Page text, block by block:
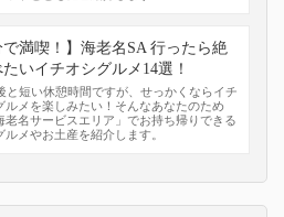
で満喫！】海老名SA 行ったら絶
いイチオシグルメ14選！
と短い休憩時間ですが、せっかくならイチ
ルメを楽しみたい！そんなあなたのため
老名サービスエリア」でお持ち帰りできる
ルメやお土産を紹介します。